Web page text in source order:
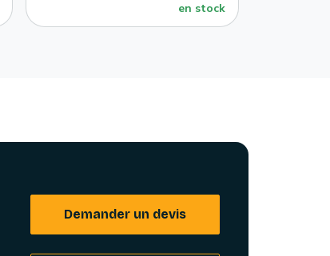
en stock
Demander un devis